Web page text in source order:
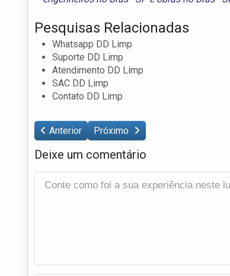
Pesquisas Relacionadas
Whatsapp DD Limp
Suporte DD Limp
Atendimento DD Limp
SAC DD Limp
Contato DD Limp
Anterior Próximo
Deixe um comentário